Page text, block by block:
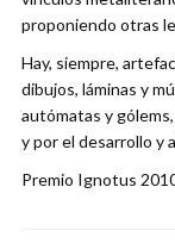
proponiendo otras
Hay, siempre,
dibujos, láminas y
autómatas y
y por el desarrollo y
Premio Ignotus